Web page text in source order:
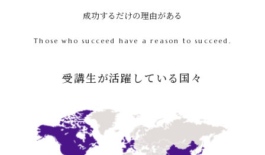
成功するだけの理由がある
Those who succeed have a reason to succeed.
受講生が活躍している国々